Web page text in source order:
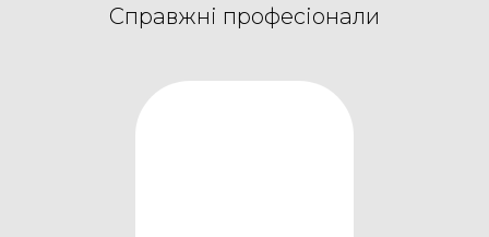
Справжні професіонали